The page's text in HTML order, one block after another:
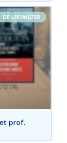
DE LEESWIJZER
prof.